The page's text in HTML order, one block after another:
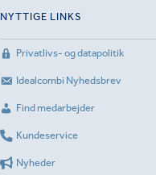
NYTTIGE LINKS
Privatlivs- og datapolitik
Idealcombi Nyhedsbrev
Find medarbejder
Kundeservice
Nyheder